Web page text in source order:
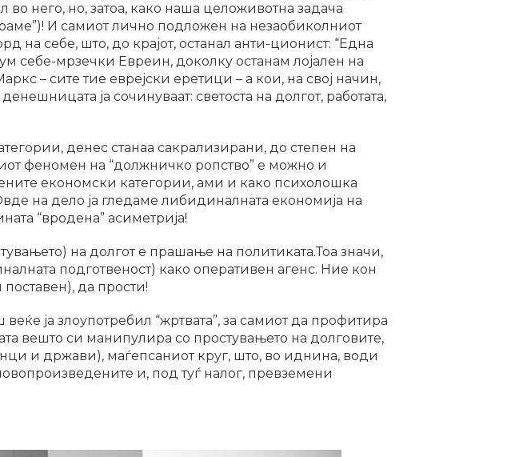
него, но, затоа, како наша целоживотна задача
И самиот лично подложен на незаобиколниот
на себе, што, до крајот, останал анти-ционист: “Една
себе-мрзечки Евреин, доколку останам лојален на
– сите тие еврејски еретици – а кои, на свој начин,
ја сочинуваат: светоста на долгот, работата,
денес станаа сакрализирани, до степен на
феномен на “должничко ропство” е можно и
економски категории, ами и како психолошка
на дело ја гледаме либидиналната економија на
“вродена” асиметрија!
на долгот е прашање на политиката.Тоа значи,
подготвеност) како оперативен агенс. Ние кон
да прости!
ја злоупотребил “жртвата”, за самиот да профитира
вешто си манипулира со простувањето на долговите,
и држави), маѓепсаниот круг, што, во иднина, води
и, под туѓ налог, превземени